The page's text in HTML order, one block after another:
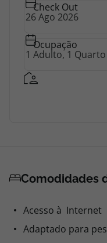
Check Out
Ocupação
Comodidades
Acesso à Internet
Adaptado para